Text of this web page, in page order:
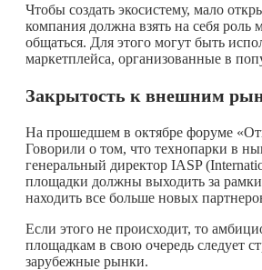
Чтобы создать экосистему, мало
компания должна взять на себя
общаться. Для этого могут быть
маркетплейса, организованные в
Закрытость к внешним
На прошедшем в октябре форуме
Говорили о том, что технопарки в
генеральный директор IASP
площадки должны выходить за
находить все больше новых
Если этого не происходит, то
площадкам в свою очередь следует
зарубежные рынки.